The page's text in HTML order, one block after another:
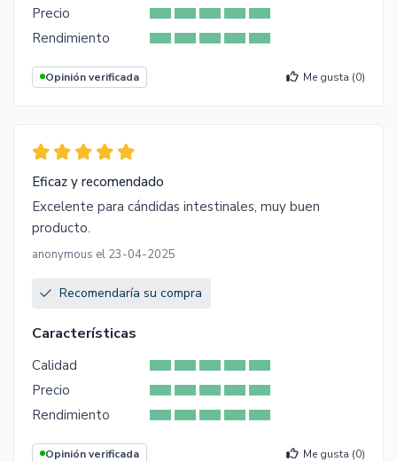
Precio
Rendimiento
Opinión verificada Me gusta (0)
Eficaz y recomendado
Excelente para cándidas intestinales, muy buen
producto.
anonymous el 23-04-2025
Recomendaría su compra
Características
Calidad
Precio
Rendimiento
Opinión verificada Me gusta (0)